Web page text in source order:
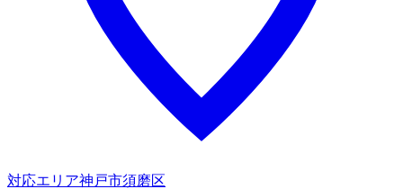
対応エリア神戸市須磨区